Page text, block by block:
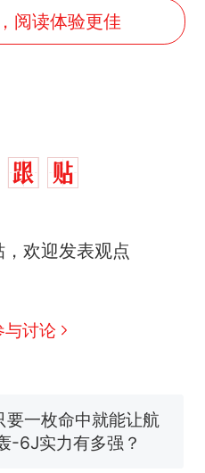
阅读体验更佳
欢迎发表观点
讨论
，公平么？
行绕了几乎整个国境
还曾两次到中国寻根
卖不动，40万以上
要一枚命中就能让航
-6J实力有多强？